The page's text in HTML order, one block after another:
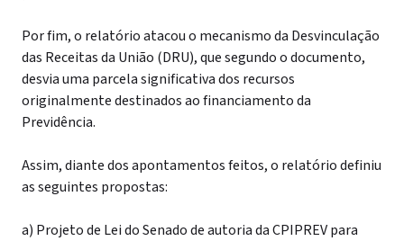
Por fim, o relatório atacou o mecanismo da Desvinculação
das Receitas da União (DRU), que segundo o documento,
desvia uma parcela significativa dos recursos
originalmente destinados ao financiamento da
Previdência.
Assim, diante dos apontamentos feitos, o relatório definiu
as seguintes propostas:
a) Projeto de Lei do Senado de autoria da CPIPREV para